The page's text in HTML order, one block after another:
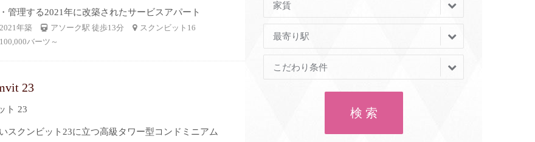
管理する2021年に改築されたサービスアパート
2021年築 アソーク駅 徒歩13分
スクンビット16
100,000バーツ～
23
ト 23
スクンビット23に立つ高級タワー型コンドミニアム
家賃
最寄り駅
こだわり条件
検 索